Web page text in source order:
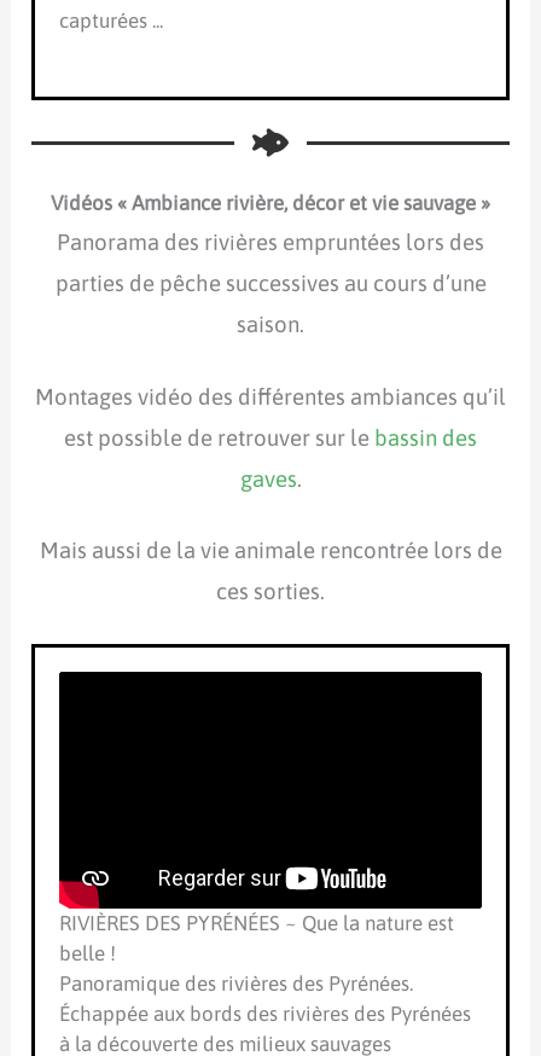
capturées ...
Vidéos « Ambiance rivière, décor et vie sauvage »
Panorama des rivières empruntées lors des
parties de pêche successives au cours d’une
saison.
Montages vidéo des différentes ambiances qu’il
est possible de retrouver sur le bassin des
gaves.
Mais aussi de la vie animale rencontrée lors de
ces sorties.
RIVIÈRES DES PYRÉNÉES ~ Que la nature est
belle !
Panoramique des rivières des Pyrénées.
Échappée aux bords des rivières des Pyrénées
à la découverte des milieux sauvages